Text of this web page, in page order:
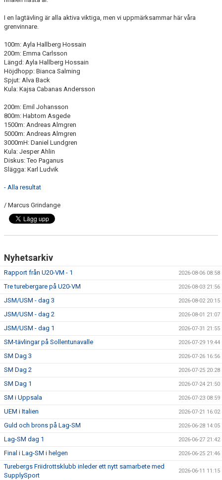
I en lagtävling är alla aktiva viktiga, men vi uppmärksammar här våra
grenvinnare.
100m: Ayla Hallberg Hossain
200m: Emma Carlsson
Längd: Ayla Hallberg Hossain
Höjdhopp: Bianca Salming
Spjut: Alva Back
Kula: Kajsa Cabanas Andersson
200m: Emil Johansson
800m: Habtom Asgede
1500m: Andreas Almgren
5000m: Andreas Almgren
3000mH: Daniel Lundgren
Kula: Jesper Ahlin
Diskus: Teo Paganus
Slägga: Karl Ludvik
- Alla resultat
/ Marcus Grindange
Nyhetsarkiv
Rapport från U20-VM - 1 2026-08-06 08:58
Tre turebergare på U20-VM 2026-08-03 21:56
JSM/USM - dag 3 2026-08-02 20:15
JSM/USM - dag 2 2026-08-01 21:07
JSM/USM - dag 1 2026-07-31 21:55
SM-tävlingar på Sollentunavalle 2026-07-29 19:44
SM Dag 3 2026-07-26 16:56
SM Dag 2 2026-07-25 20:28
SM Dag 1 2026-07-24 21:50
SM i Uppsala 2026-07-23 08:59
UEM i Italien 2026-07-21 16:02
Guld och brons på Lag-SM 2026-06-28 14:05
Lag-SM dag 1 2026-06-27 21:42
Final i Lag-SM i helgen 2026-06-25 21:46
Turebergs Friidrottsklubb inleder ett nytt samarbete med
SupplySport
2026-06-11 11:15